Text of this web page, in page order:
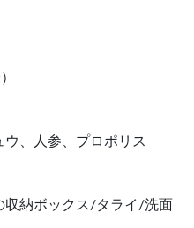
、人参、プロポリス
収納ボックス/タライ/洗面